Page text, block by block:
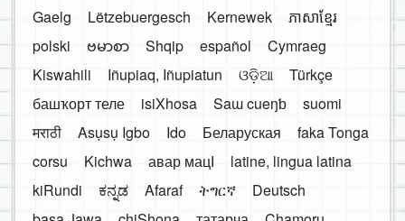
Gaelg
Lëtzebuergesch Kernewek
ភាសាខ្មែរ
polski
ဗမာစာ Shqip español
Cymraeg
Kiswahili
Iñupiaq, Iñupiatun ଓଡ଼ିଆ
Türkçe
башҡорт теле
isiXhosa Saɯ cueŋƅ
suomi
मराठी
Asụsụ Igbo Ido Беларуская
faka Tonga
corsu
Kichwa авар мацӀ
latine, lingua latina
kiRundi
ಕನ್ನಡ Afaraf ትግርኛ
Deutsch